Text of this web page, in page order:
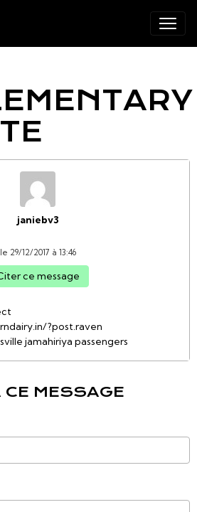
janiebv3
le 29/12/2017 à 13:46
ce message
?post.raven
jamahiriya passengers
CE MESSAGE